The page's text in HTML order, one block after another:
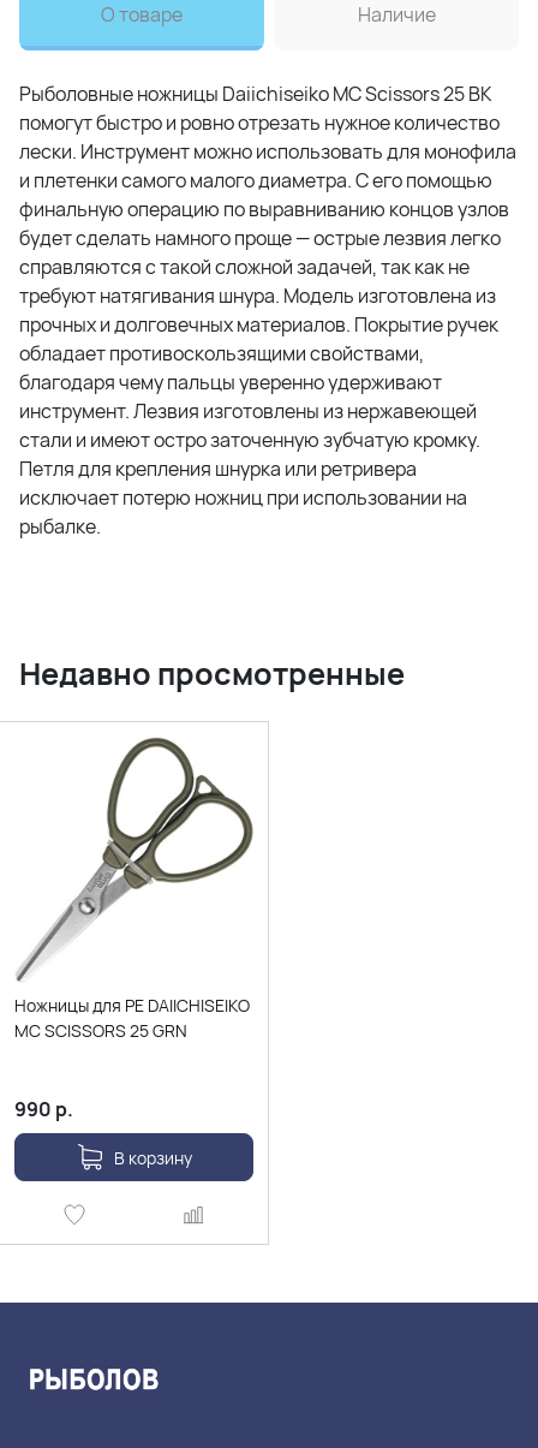
О товаре Наличие
Рыболовные ножницы Daiichiseiko MC Scissors 25 BK
помогут быстро и ровно отрезать нужное количество
лески. Инструмент можно использовать для монофила
и плетенки самого малого диаметра. С его помощью
финальную операцию по выравниванию концов узлов
будет сделать намного проще — острые лезвия легко
справляются с такой сложной задачей, так как не
требуют натягивания шнура. Модель изготовлена из
прочных и долговечных материалов. Покрытие ручек
обладает противоскользящими свойствами,
благодаря чему пальцы уверенно удерживают
инструмент. Лезвия изготовлены из нержавеющей
стали и имеют остро заточенную зубчатую кромку.
Петля для крепления шнурка или ретривера
исключает потерю ножниц при использовании на
рыбалке.
Недавно просмотренные
Ножницы для PE DAIICHISEIKO
MC SCISSORS 25 GRN
990 р.
В корзину